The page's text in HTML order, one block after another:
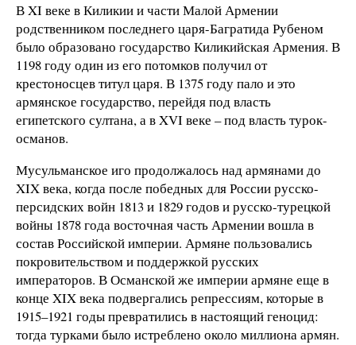
В XI веке в Киликии и части Малой Армении
родственником последнего царя-Багратида Рубеном
было образовано государство Киликийская Армения. В
1198 году один из его потомков получил от
крестоносцев титул царя. В 1375 году пало и это
армянское государство, перейдя под власть
египетского султана, а в XVI веке – под власть турок-
османов.
Мусульманское иго продолжалось над армянами до
XIX века, когда после победных для России русско-
персидских войн 1813 и 1829 годов и русско-турецкой
войны 1878 года восточная часть Армении вошла в
состав Российской империи. Армяне пользовались
покровительством и поддержкой русских
императоров. В Османской же империи армяне еще в
конце XIX века подвергались репрессиям, которые в
1915–1921 годы превратились в настоящий геноцид:
тогда турками было истреблено около миллиона армян.